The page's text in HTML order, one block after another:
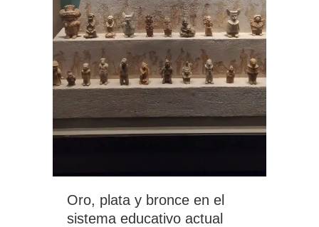
Oro, plata y bronce en el
sistema educativo actual